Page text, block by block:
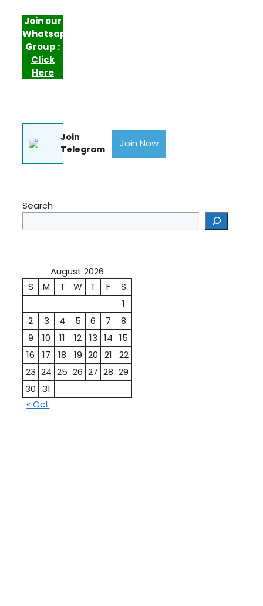
Join our
Whatsapp
Group :
Click
Here
Join
Telegram
Join Now
Search
August 2026
S
M T W T F
S
1
2
3 4 5 6 7
8
9
10 11 12 13 14 15
16
17 18 19 20 21
22
23 24 25 26 27 28 29
30 31
« Oct